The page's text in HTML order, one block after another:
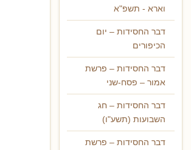
וארא - תשפ"א
דבר החסידות – יום
הכיפורים
דבר החסידות – פרשת
אמור – פסח-שני
דבר החסידות – חג
השבועות (תשע"ו)
דבר החסידות – פרשת